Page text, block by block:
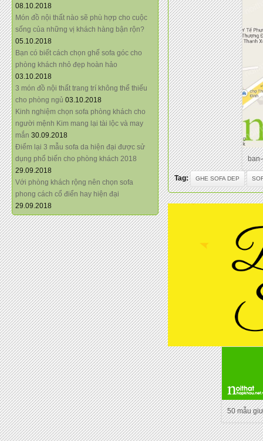
08.10.2018
Món đồ nội thất nào sẽ phù hợp cho cuộc
sống của những vị khách hàng bận rộn?
05.10.2018
Bạn có biết cách chọn ghế sofa góc cho
phòng khách nhỏ đẹp hoàn hảo
03.10.2018
3 món đồ nội thất trang trí không thể thiếu
cho phòng ngủ 03.10.2018
Kinh nghiệm chọn sofa phòng khách cho
người mệnh Kim mang lại tài lộc và may
mắn 30.09.2018
Điểm lại 3 mẫu sofa da hiện đại được sử
dụng phổ biến cho phòng khách 2018
29.09.2018
Với phòng khách rộng nên chọn sofa
phong cách cổ điển hay hiện đại
29.09.2018
Tag: GHE SOFA DEP
50 mẫu